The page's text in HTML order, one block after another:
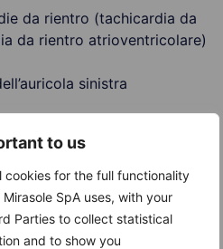
to us
cookies for the full functionality
SpA uses, with your
Parties to collect statistical
and to show you
da rientro (tachicardia da
da rientro atrioventricolare)
sinistra
(defibrillatore)
per trattare lo scompenso